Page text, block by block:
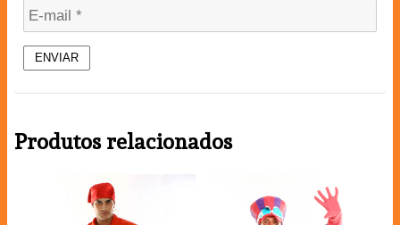
Produtos relacionados